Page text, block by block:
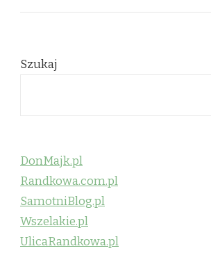
Szukaj
DonMajk.pl
Randkowa.com.pl
SamotniBlog.pl
Wszelakie.pl
UlicaRandkowa.pl